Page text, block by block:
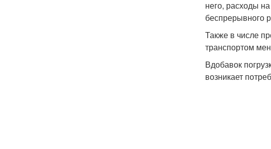
него, расходы
беспрерывного
Также в числе
транспортом
Вдобавок
возникает